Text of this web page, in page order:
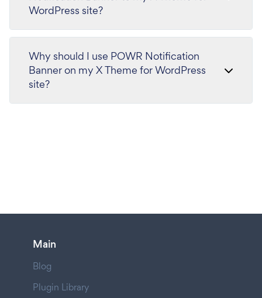
WordPress site?
Why should I use POWR Notification
Banner on my X Theme for WordPress
site?
Main
Blog
Plugin Library